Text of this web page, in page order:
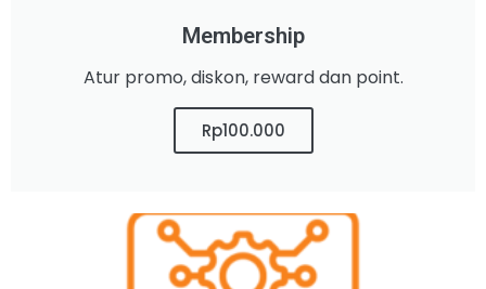
Membership
Atur promo, diskon, reward dan point.
Rp100.000